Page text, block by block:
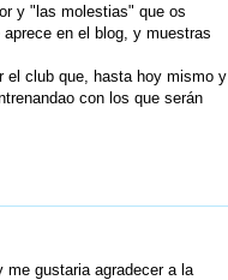
y "las molestias" que os
en el blog, y muestras
el club que, hasta hoy mismo y
con los que serán
gustaria agradecer a la